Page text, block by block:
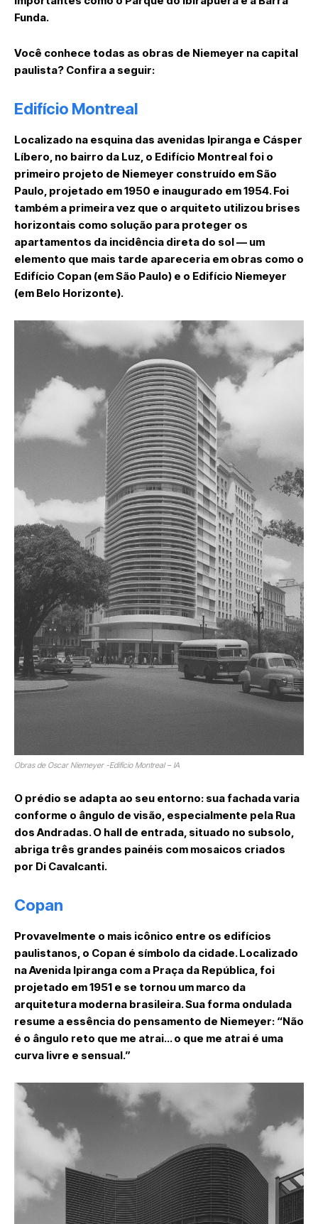
Funda.
Você conhece todas as obras de Niemeyer na capital
paulista? Confira a seguir:
Edifício Montreal
Localizado na esquina das avenidas Ipiranga e Cásper
Líbero, no bairro da Luz, o Edifício Montreal foi o
primeiro projeto de Niemeyer construído em São
Paulo, projetado em 1950 e inaugurado em 1954. Foi
também a primeira vez que o arquiteto utilizou brises
horizontais como solução para proteger os
apartamentos da incidência direta do sol — um
elemento que mais tarde apareceria em obras como o
Edifício Copan (em São Paulo) e o Edifício Niemeyer
(em Belo Horizonte).
Obras de Oscar Niemeyer -Edifício Montreal – IA
O prédio se adapta ao seu entorno: sua fachada varia
conforme o ângulo de visão, especialmente pela Rua
dos Andradas. O hall de entrada, situado no subsolo,
abriga três grandes painéis com mosaicos criados
por Di Cavalcanti.
Copan
Provavelmente o mais icônico entre os edifícios
paulistanos, o Copan é símbolo da cidade. Localizado
na Avenida Ipiranga com a Praça da República, foi
projetado em 1951 e se tornou um marco da
arquitetura moderna brasileira. Sua forma ondulada
resume a essência do pensamento de Niemeyer: “Não
é o ângulo reto que me atrai… o que me atrai é uma
curva livre e sensual.”